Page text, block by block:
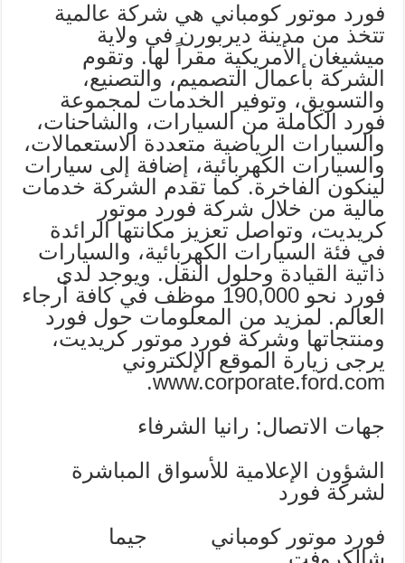
فورد موتور كومباني هي شركة عالمية
تتخذ من مدينة ديربورن في ولاية
ميشيغان الأمريكية مقراً لها. وتقوم
الشركة بأعمال التصميم، والتصنيع،
والتسويق، وتوفير الخدمات لمجموعة
فورد الكاملة من السيارات، والشاحنات،
والسيارات الرياضية متعددة الاستعمالات،
والسيارات الكهربائية، إضافة إلى سيارات
لينكون الفاخرة. كما تقدم الشركة خدمات
مالية من خلال شركة فورد موتور
كريديت، وتواصل تعزيز مكانتها الرائدة
في فئة السيارات الكهربائية، والسيارات
ذاتية القيادة وحلول النقل. ويوجد لدى
فورد نحو 190,000 موظف في كافة أرجاء
العالم. لمزيد من المعلومات حول فورد
ومنتجاتها وشركة فورد موتور كريديت،
يرجى زيارة الموقع الإلكتروني
www.corporate.ford.com.
جهات الاتصال: رانيا الشرفاء
الشؤون الإعلامية للأسواق المباشرة
لشركة فورد
فورد موتور كومباني جيما